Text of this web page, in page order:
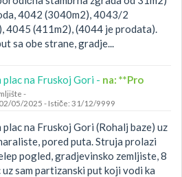
4042 (3040m2), 4043/2
4045 (411m2), (4044 je prodata).
sa obe strane, gradje...
plac na Fruskoj Gori - na: **Pro
-
05/2025 - Ističe: 31/12/9999
plac na Fruskoj Gori (Rohalj baze) uz
pored puta. Struja prolazi
pogled, gradjevinsko zemljiste, 8
uz sam partizanski put koji vodi ka